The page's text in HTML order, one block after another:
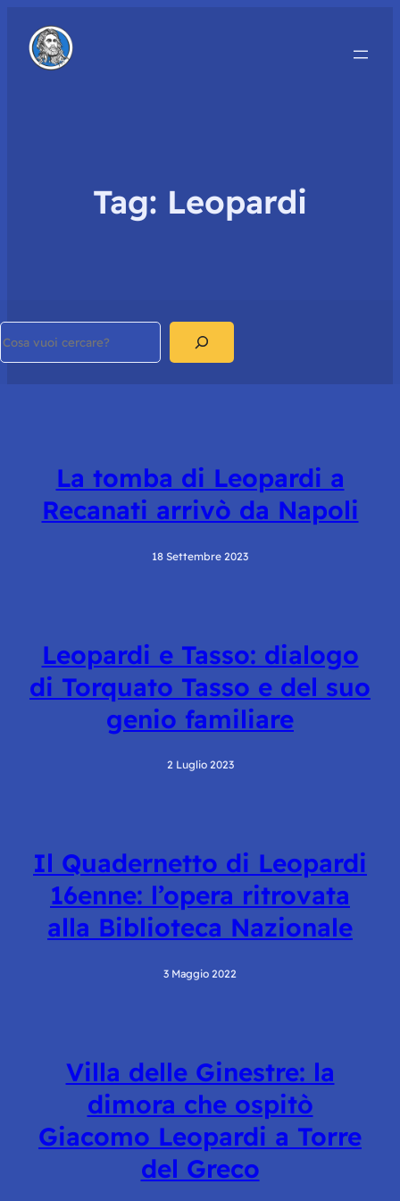
Tag: Leopardi
La tomba di Leopardi a
Recanati arrivò da Napoli
18 Settembre 2023
Leopardi e Tasso: dialogo
di Torquato Tasso e del suo
genio familiare
2 Luglio 2023
Il Quadernetto di Leopardi
16enne: l’opera ritrovata
alla Biblioteca Nazionale
3 Maggio 2022
Villa delle Ginestre: la
dimora che ospitò
Giacomo Leopardi a Torre
del Greco